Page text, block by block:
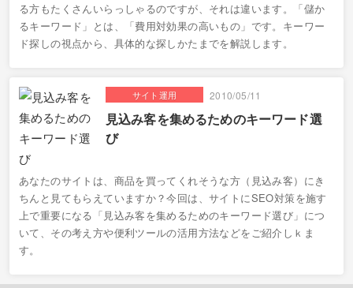
る方もたくさんいらっしゃるのですが、それは違います。「儲か
るキーワード」とは、「費用対効果の高いもの」です。キーワー
ド探しの視点から、具体的な探しかたまでを解説します。
サイト運用 2010/05/11
見込み客を集めるためのキーワード選
び
あなたのサイトは、商品を買ってくれそうな方（見込み客）にき
ちんと見てもらえていますか？今回は、サイトにSEO対策を施す
上で重要になる「見込み客を集めるためのキーワード選び」につ
いて、その考え方や便利ツールの活用方法などをご紹介しｋま
す。